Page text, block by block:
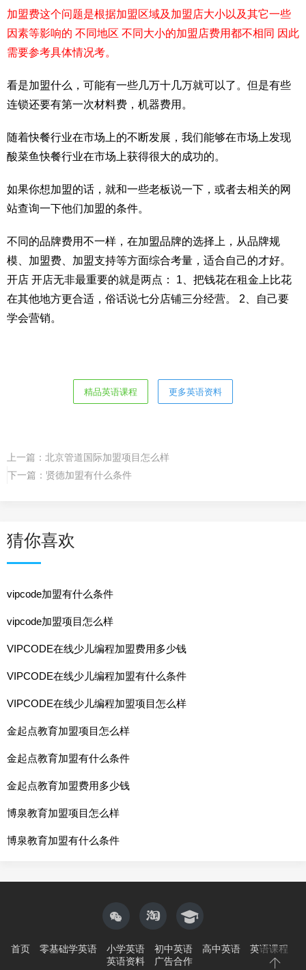
加盟费这个问题是根据加盟区域及加盟店大小以及其它一些
因素等影响的 不同地区 不同大小的加盟店费用都不相同 因此
需要参考具体情况考。
看是加盟什么，可能有一些几万十几万就可以了。但是有些
连锁还要有第一次材料费，机器费用。
随着快餐行业在市场上的不断发展，我们能够在市场上发现
酸菜鱼快餐行业在市场上获得很大的成功的。
如果你想加盟的话，就和一些老板说一下，或者去相关的网
站查询一下他们加盟的条件。
不同的品牌费用不一样，在加盟品牌的选择上，从品牌规
模、加盟费、加盟支持等方面综合考量，适合自己的才好。
开店 开店无非最重要的就是两点： 1、把钱花在租金上比花
在其他地方更合适，俗话说七分店铺三分经营。 2、自己要
学会营销。
精品英语课程 更多英语资料
上一篇： 北京管道国际加盟项目怎么样
下一篇： 贤德加盟有什么条件
猜你喜欢
vipcode加盟有什么条件
vipcode加盟项目怎么样
VIPCODE在线少儿编程加盟费用多少钱
VIPCODE在线少儿编程加盟有什么条件
VIPCODE在线少儿编程加盟项目怎么样
金起点教育加盟项目怎么样
金起点教育加盟有什么条件
金起点教育加盟费用多少钱
博泉教育加盟项目怎么样
博泉教育加盟有什么条件
首页 零基础学英语 小学英语 初中英语 高中英语
英语课程
英语资料
广告合作